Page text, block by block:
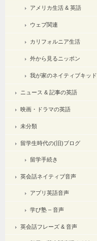
アメリカ生活 & 英語
ウェブ関連
カリフォルニア生活
外から見るニッポン
我が家のネイティブキッド
ニュース & 記事の英語
映画・ドラマの英語
未分類
留学生時代の(旧)ブログ
留学手続き
英会話ネイティブ音声
アプリ英語音声
学び塾 – 音声
英会話フレーズ & 音声